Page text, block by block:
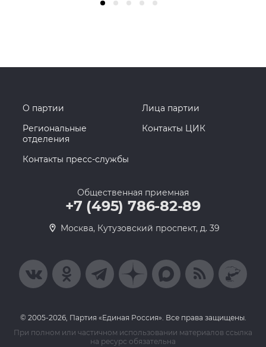
О партии
Лица партии
Региональные
отделения
Контакты ЦИК
Контакты пресс-службы
Общественная приемная
+7 (495) 786-82-89
Москва, Кутузовский проспект, д. 39
© 2005-2026, Партия «Единая Россия». Все права защищены.
При полном или частичном использовании материалов ссылка
на ресурс обязательна